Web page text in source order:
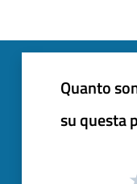
Quanto
su questa